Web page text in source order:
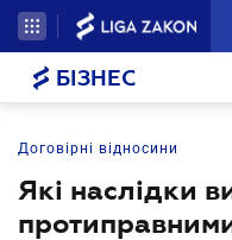
БІЗНЕС
Договірні відносини
Які наслідки